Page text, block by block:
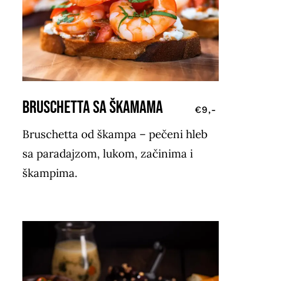
BRUSCHETTA SA ŠKAMAMA €9,-
Bruschetta od škampa – pečeni hleb
sa paradajzom, lukom, začinima i
škampima.